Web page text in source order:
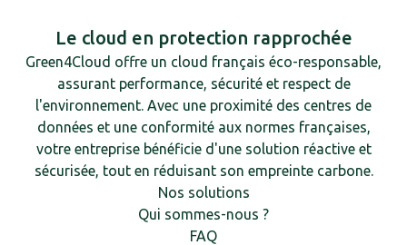
Le cloud en protection rapprochée
Green4Cloud offre un cloud français éco-responsable,
assurant performance, sécurité et respect de
l'environnement. Avec une proximité des centres de
données et une conformité aux normes françaises,
votre entreprise bénéficie d'une solution réactive et
sécurisée, tout en réduisant son empreinte carbone.
Nos solutions
Qui sommes-nous ?
FAQ